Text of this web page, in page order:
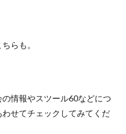
らも。
情報やスツール60などにつ
せてチェックしてみてくだ